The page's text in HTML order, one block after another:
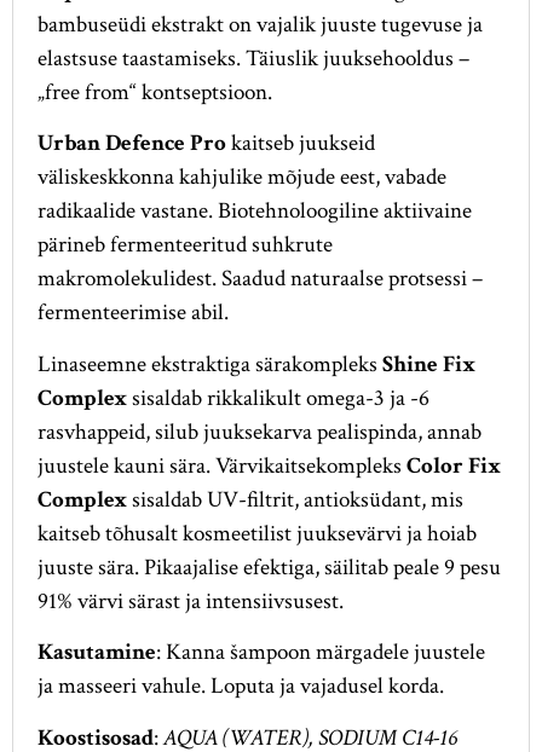
bambuseüdi ekstrakt on vajalik juuste tugevuse ja
elastsuse taastamiseks. Täiuslik juuksehooldus –
„free from“ kontseptsioon.
Urban Defence Prokaitseb juukseid
väliskeskkonna kahjulike mõjude eest, vabade
radikaalide vastane. Biotehnoloogiline aktiivaine
pärineb fermenteeritud suhkrute
makromolekulidest. Saadud naturaalse protsessi –
fermenteerimise abil.
Linaseemne ekstraktiga särakompleks Shine Fix
Complexsisaldab rikkalikult omega-3 ja -6
rasvhappeid, silub juuksekarva pealispinda, annab
juustele kauni sära. Värvikaitsekompleks Color Fix
Complexsisaldab UV-filtrit, antioksüdant, mis
kaitseb tõhusalt kosmeetilist juuksevärvi ja hoiab
juuste sära. Pikaajalise efektiga, säilitab peale 9 pesu
91% värvi särast ja intensiivsusest.
Kasutamine: Kanna šampoon märgadele juustele
ja masseeri vahule. Loputa ja vajadusel korda.
Koostisosad:AQUA (WATER), SODIUM C14-16